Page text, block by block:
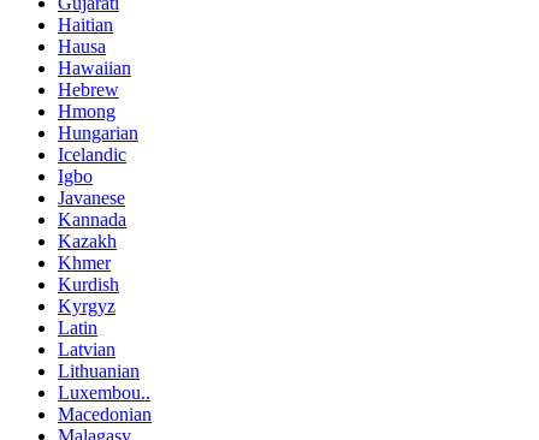
Haitian
Hausa
Hawaiian
Hebrew
Hmong
Hungarian
Icelandic
Igbo
Javanese
Kannada
Kazakh
Khmer
Kurdish
Kyrgyz
Latin
Latvian
Lithuanian
Luxembou..
Macedonian